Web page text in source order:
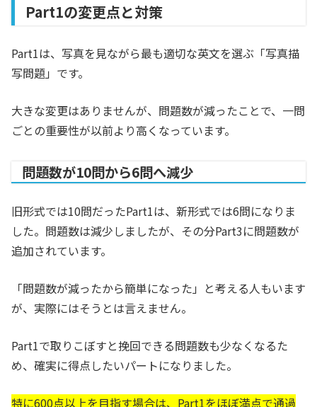
Part1の変更点と対策
Part1は、写真を見ながら最も適切な英文を選ぶ「写真描
写問題」です。
大きな変更はありませんが、問題数が減ったことで、一問
ごとの重要性が以前より高くなっています。
問題数が10問から6問へ減少
旧形式では10問だったPart1は、新形式では6問になりま
した。問題数は減少しましたが、その分Part3に問題数が
追加されています。
「問題数が減ったから簡単になった」と考える人もいます
が、実際にはそうとは言えません。
Part1で取りこぼすと挽回できる問題数も少なくなるた
め、確実に得点したいパートになりました。
特に600点以上を目指す場合は、Part1をほぼ満点で通過